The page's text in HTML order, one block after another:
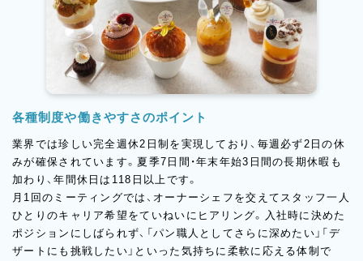
各種制度や働きやすさのポイント
業界では珍しい完全週休2日制を実現しており、毎週必ず2日の休
みが確保されています。夏季7日間・年末年始3日間の長期休暇も
加わり、年間休日は118日以上です。
月1回のミーティングでは、オーナーシェフを交えてスタッフ一人
ひとりのキャリア希望をていねいにヒアリング。入社時に決めた
ポジションにしばられず、「パン職人としてさらに深めたい」「デ
ザートにも挑戦したい」といった気持ちに柔軟に応える体制で